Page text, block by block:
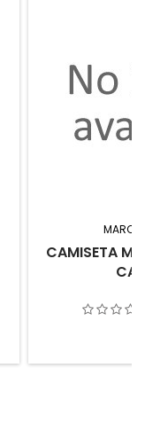
CAMISETA M/